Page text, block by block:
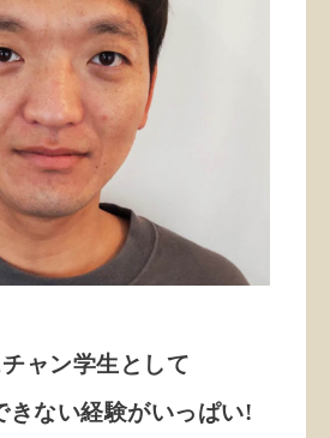
ャン学生として
きない経験がいっぱい!